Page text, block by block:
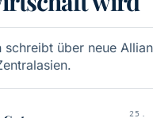
schreibt über neue
25.